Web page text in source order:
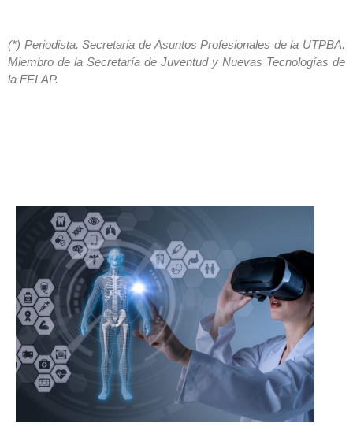
(*) Periodista. Secretaria de Asuntos Profesionales de la UTPBA.
Miembro de la Secretaría de Juventud y Nuevas Tecnologías de
la FELAP.